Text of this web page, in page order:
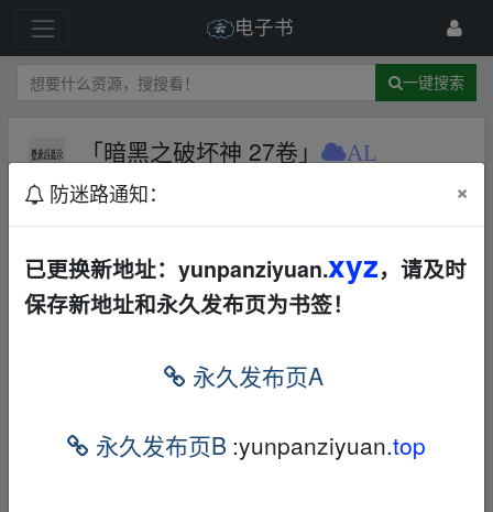
电子书
一键搜索
「暗黑之破坏神 27卷」 AL
奇幻玄幻
「暗黑之破坏神 27卷」https://www.aliyundriv
e.com/s/9yYsv1eVY7o
▂fr▂om w‥ww.y_un▂pan▁
点击链接保存，或者复制本段内容，打开
云盘」APP ，无需下载极速在线查
防迷路通知： ×
已更换新地址：yunpanziyuan.xyz，请及时
保存新地址和永久发布页为书签！
永久发布页A
永久发布页B :yunpanziyuan.top